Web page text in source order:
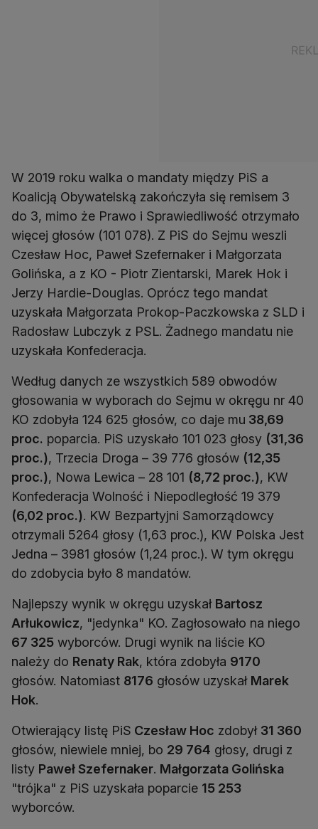
W 2019 roku walka o mandaty między PiS a
Koalicją Obywatelską zakończyła się remisem 3
do 3, mimo że Prawo i Sprawiedliwość otrzymało
więcej głosów (101 078). Z PiS do Sejmu weszli
Czesław Hoc, Paweł Szefernaker i Małgorzata
Golińska, a z KO - Piotr Zientarski, Marek Hok i
Jerzy Hardie-Douglas. Oprócz tego mandat
uzyskała Małgorzata Prokop-Paczkowska z SLD i
Radosław Lubczyk z PSL. Żadnego mandatu nie
uzyskała Konfederacja.
Według danych ze wszystkich 589 obwodów
głosowania w wyborach do Sejmu w okręgu nr 40
KO zdobyła 124 625 głosów, co daje mu 38,69
proc. poparcia. PiS uzyskało 101 023 głosy (31,36
proc.), Trzecia Droga – 39 776 głosów (12,35
proc.), Nowa Lewica – 28 101 (8,72 proc.), KW
Konfederacja Wolność i Niepodległość 19 379
(6,02 proc.). KW Bezpartyjni Samorządowcy
otrzymali 5264 głosy (1,63 proc.), KW Polska Jest
Jedna – 3981 głosów (1,24 proc.). W tym okręgu
do zdobycia było 8 mandatów.
Najlepszy wynik w okręgu uzyskał Bartosz
Arłukowicz, "jedynka" KO. Zagłosowało na niego
67 325 wyborców. Drugi wynik na liście KO
należy do Renaty Rak, która zdobyła 9170
głosów. Natomiast 8176 głosów uzyskał Marek
Hok.
Otwierający listę PiS Czesław Hoc zdobył 31 360
głosów, niewiele mniej, bo 29 764 głosy, drugi z
listy Paweł Szefernaker. Małgorzata Golińska
"trójka" z PiS uzyskała poparcie 15 253
wyborców.